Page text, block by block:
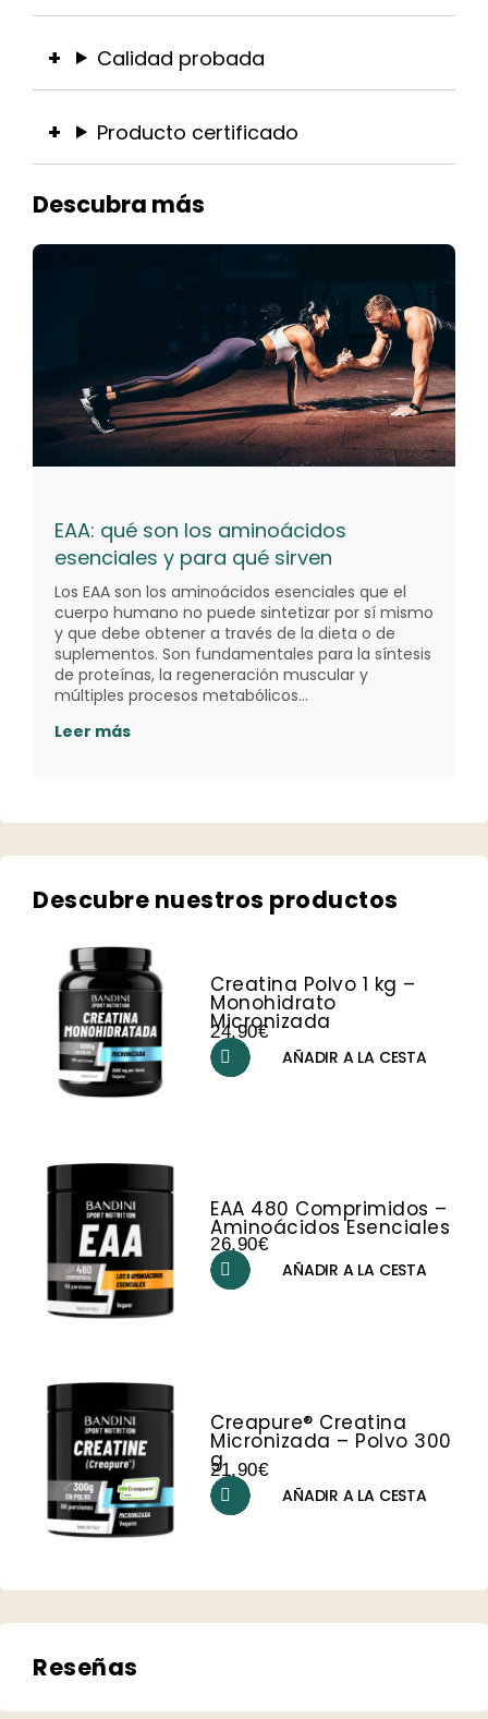
Calidad probada
Producto certificado
Descubra más
EAA: qué son los aminoácidos
esenciales y para qué sirven
Los EAA son los aminoácidos esenciales que el
cuerpo humano no puede sintetizar por sí mismo
y que debe obtener a través de la dieta o de
suplementos. Son fundamentales para la síntesis
de proteínas, la regeneración muscular y
múltiples procesos metabólicos…
Leer más
Descubre nuestros productos​
Creatina Polvo 1 kg –
Monohidrato
Micronizada
24,90€
AÑADIR A LA CESTA
EAA 480 Comprimidos –
Aminoácidos Esenciales
26,90€
AÑADIR A LA CESTA
Creapure® Creatina
Micronizada – Polvo 300
g
21,90€
AÑADIR A LA CESTA
Reseñas